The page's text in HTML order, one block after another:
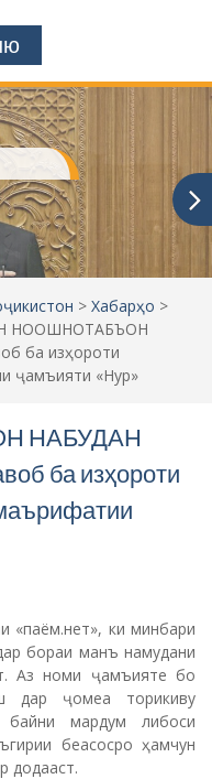
> Хабарҳо >
НООШНОТАБЪОН
ба изҳороти
ҷамъияти «Нур»
НАБУДАН
ба изҳороти
«паём.нет», ки минбари
бораи манъ намудани
Аз номи ҷамъияте бо
дар ҷомеа торикиву
мардум либоси
беасосро ҳамчун
додааст.